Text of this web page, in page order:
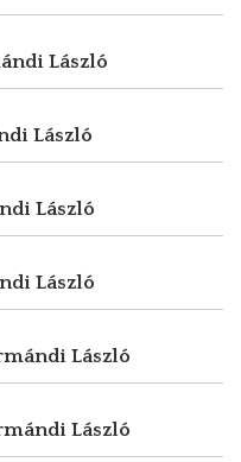
László
László
László
László
László
László